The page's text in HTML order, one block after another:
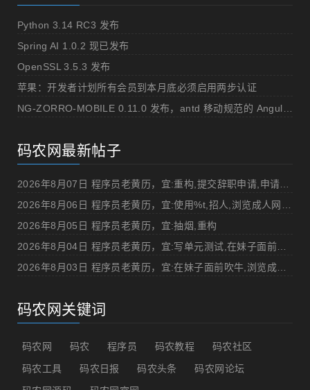
Python 3.14 RC3 发布
Spring AI 1.0.2 现已发布
OpenSSL 3.5.3 发布
苹果：开发者计划所有会员到本月底必须启用两步认证
码农网最新帖子
2026年8月05日 程序员老黄历，宜:抽烟,重构
码农网关键词
码农网 码农 程序员 码农教程
码农社区
码农工具
码农日报 码农头条
码农网论坛